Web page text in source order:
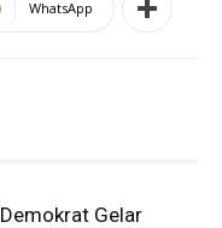
WhatsApp
Gelar